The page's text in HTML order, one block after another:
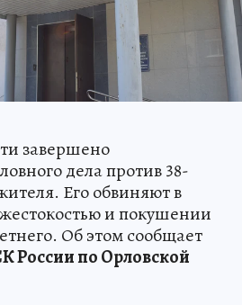
завершено
дела против 38-
Его обвиняют в
и покушении
Об этом сообщает
России по Орловской